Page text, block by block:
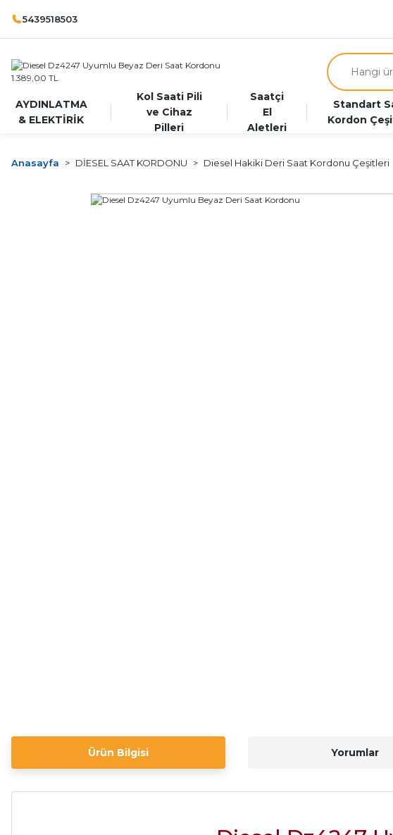
5439518503
AYDINLATMA
& ELEKTİRİK
Kol Saati Pili
ve Cihaz
Pilleri
Saatçi
El
Aletleri
Standart
Kordon
Anasayfa DİESEL SAAT KORDONU Diesel Hakiki Deri Saat Kordonu Çeşitleri
Ürün Bilgisi Yorumlar